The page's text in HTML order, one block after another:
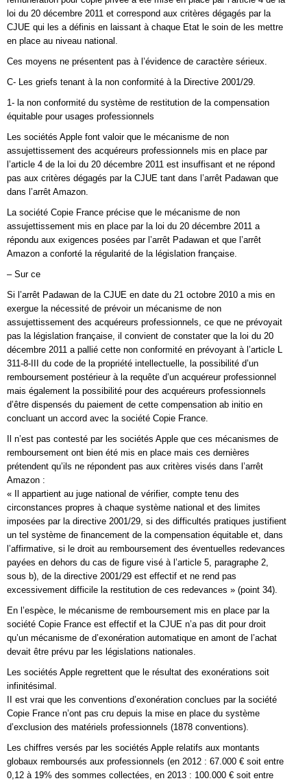
loi du 20 décembre 2011 et correspond aux critères dégagés par la
CJUE qui les a définis en laissant à chaque Etat le soin de les mettre
en place au niveau national.
Ces moyens ne présentent pas à l’évidence de caractère sérieux.
C- Les griefs tenant à la non conformité à la Directive 2001/29.
1- la non conformité du système de restitution de la compensation
équitable pour usages professionnels
Les sociétés Apple font valoir que le mécanisme de non
assujettissement des acquéreurs professionnels mis en place par
l’article 4 de la loi du 20 décembre 2011 est insuffisant et ne répond
pas aux critères dégagés par la CJUE tant dans l’arrêt Padawan que
dans l’arrêt Amazon.
La société Copie France précise que le mécanisme de non
assujettissement mis en place par la loi du 20 décembre 2011 a
répondu aux exigences posées par l’arrêt Padawan et que l’arrêt
Amazon a conforté la régularité de la législation française.
– Sur ce
Si l’arrêt Padawan de la CJUE en date du 21 octobre 2010 a mis en
exergue la nécessité de prévoir un mécanisme de non
assujettissement des acquéreurs professionnels, ce que ne prévoyait
pas la législation française, il convient de constater que la loi du 20
décembre 2011 a pallié cette non conformité en prévoyant à l’article L
311-8-III du code de la propriété intellectuelle, la possibilité d’un
remboursement postérieur à la requête d’un acquéreur professionnel
mais également la possibilité pour des acquéreurs professionnels
d’être dispensés du paiement de cette compensation ab initio en
concluant un accord avec la société Copie France.
Il n’est pas contesté par les sociétés Apple que ces mécanismes de
remboursement ont bien été mis en place mais ces dernières
prétendent qu’ils ne répondent pas aux critères visés dans l’arrêt
Amazon :
« Il appartient au juge national de vérifier, compte tenu des
circonstances propres à chaque système national et des limites
imposées par la directive 2001/29, si des difficultés pratiques justifient
un tel système de financement de la compensation équitable et, dans
l’affirmative, si le droit au remboursement des éventuelles redevances
payées en dehors du cas de figure visé à l’article 5, paragraphe 2,
sous b), de la directive 2001/29 est effectif et ne rend pas
excessivement difficile la restitution de ces redevances » (point 34).
En l’espèce, le mécanisme de remboursement mis en place par la
société Copie France est effectif et la CJUE n’a pas dit pour droit
qu’un mécanisme de d’exonération automatique en amont de l’achat
devait être prévu par les législations nationales.
Les sociétés Apple regrettent que le résultat des exonérations soit
infinitésimal.
II est vrai que les conventions d’exonération conclues par la société
Copie France n’ont pas cru depuis la mise en place du système
d’exclusion des matériels professionnels (1878 conventions).
Les chiffres versés par les sociétés Apple relatifs aux montants
globaux remboursés aux professionnels (en 2012 : 67.000 € soit entre
0,12 à 19% des sommes collectées, en 2013 : 100.000 € soit entre